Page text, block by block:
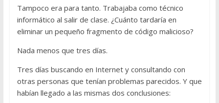
Tampoco era para tanto. Trabajaba como técnico
informático al salir de clase. ¿Cuánto tardaría en
eliminar un pequeño fragmento de código malicioso?
Nada menos que tres días.
Tres días buscando en Internet y consultando con
otras personas que tenían problemas parecidos. Y que
habían llegado a las mismas dos conclusiones: